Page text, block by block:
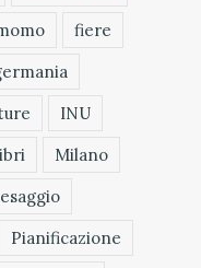
fiere
INU
Milano
Pianificazione